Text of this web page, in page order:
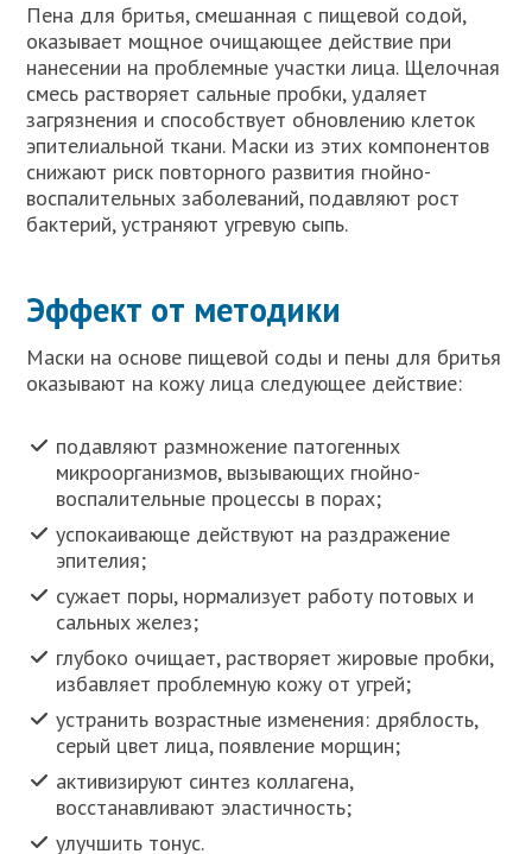
Пена для бритья, смешанная с пищевой содой,
оказывает мощное очищающее действие при
нанесении на проблемные участки лица. Щелочная
смесь растворяет сальные пробки, удаляет
загрязнения и способствует обновлению клеток
эпителиальной ткани. Маски из этих компонентов
снижают риск повторного развития гнойно-
воспалительных заболеваний, подавляют рост
бактерий, устраняют угревую сыпь.
Эффект от методики
Маски на основе пищевой соды и пены для бритья
оказывают на кожу лица следующее действие:
подавляют размножение патогенных
микроорганизмов, вызывающих гнойно-
воспалительные процессы в порах;
успокаивающе действуют на раздражение
эпителия;
сужает поры, нормализует работу потовых и
сальных желез;
глубоко очищает, растворяет жировые пробки,
избавляет проблемную кожу от угрей;
устранить возрастные изменения: дряблость,
серый цвет лица, появление морщин;
активизируют синтез коллагена,
восстанавливают эластичность;
улучшить тонус.